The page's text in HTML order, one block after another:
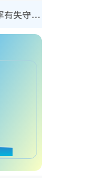
TVB新聞主播陳嘉欣鏡頭前罕有失守！遭林超英一句說話突襲嚇親當場大笑